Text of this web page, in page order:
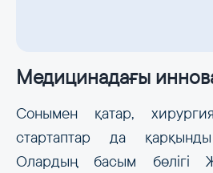
Медицинадағы
Сонымен қатар,
стартаптар да
Олардың басым бөлігі